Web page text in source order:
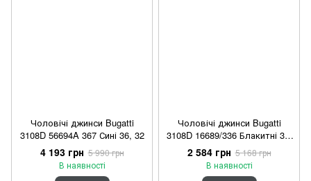
Чоловічі джинси Bugatti
3108D 56694A 367 Сині 36, 32
4 193 грн 5 990 грн
В наявності
Чоловічі джинси Bugatti
3108D 16689/336 Блакитні 35,
34
2 584 грн 5 168 грн
В наявності